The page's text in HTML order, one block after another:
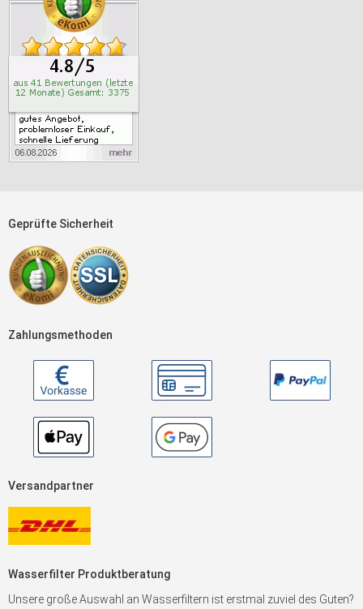
Geprüfte Sicherheit
Zahlungsmethoden
Versandpartner
Wasserfilter Produktberatung
Unsere große Auswahl an Wasserfiltern ist erstmal zuviel des Guten?